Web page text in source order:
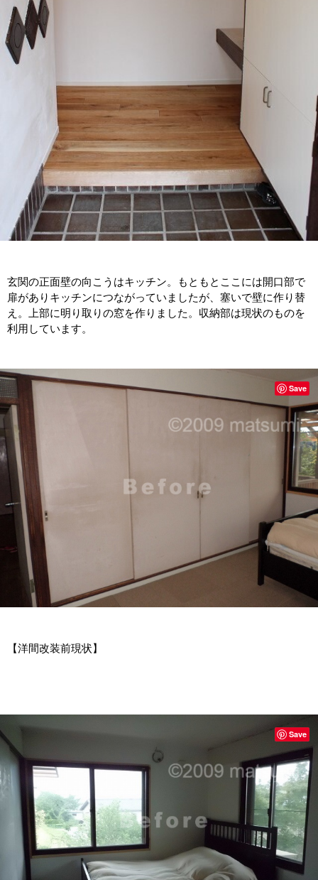
玄関の正面壁の向こうはキッチン。もともとここには開口部で
扉がありキッチンにつながっていましたが、塞いで壁に作り替
え。上部に明り取りの窓を作りました。収納部は現状のものを
利用しています。
【洋間改装前現状】
Save
Save